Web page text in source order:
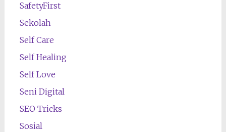
SafetyFirst
Sekolah
Self Care
Self Healing
Self Love
Seni Digital
SEO Tricks
Sosial